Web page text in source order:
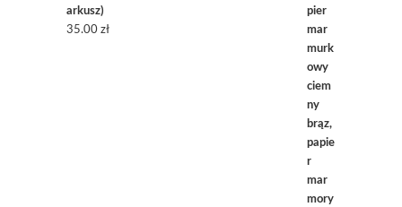
arkusz)
35.00 zł